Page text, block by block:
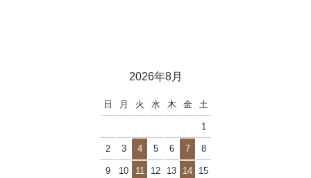
2026年8月
日 月 火 水 木 金 土
1
2 3 4 5 6 7 8
9 10 11 12 13 14 15